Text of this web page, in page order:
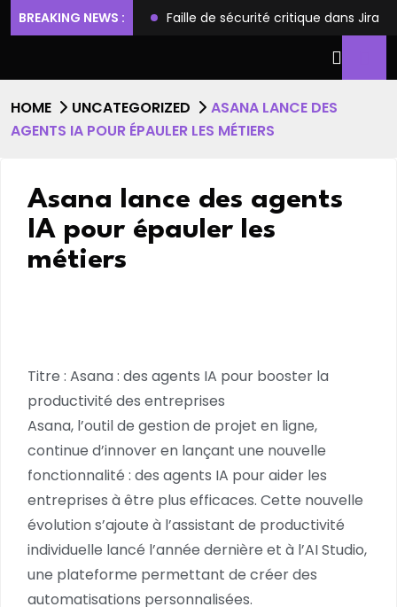
BREAKING NEWS :
et l’accès root Faille de sécurité critique dans Jira
HOME UNCATEGORIZED
ASANA LANCE DES
AGENTS IA POUR ÉPAULER LES MÉTIERS
Asana lance des agents
IA pour épauler les
métiers
Titre : Asana : des agents IA pour booster la
productivité des entreprises
Asana, l’outil de gestion de projet en ligne,
continue d’innover en lançant une nouvelle
fonctionnalité : des agents IA pour aider les
entreprises à être plus efficaces. Cette nouvelle
évolution s’ajoute à l’assistant de productivité
individuelle lancé l’année dernière et à l’AI Studio,
une plateforme permettant de créer des
automatisations personnalisées.